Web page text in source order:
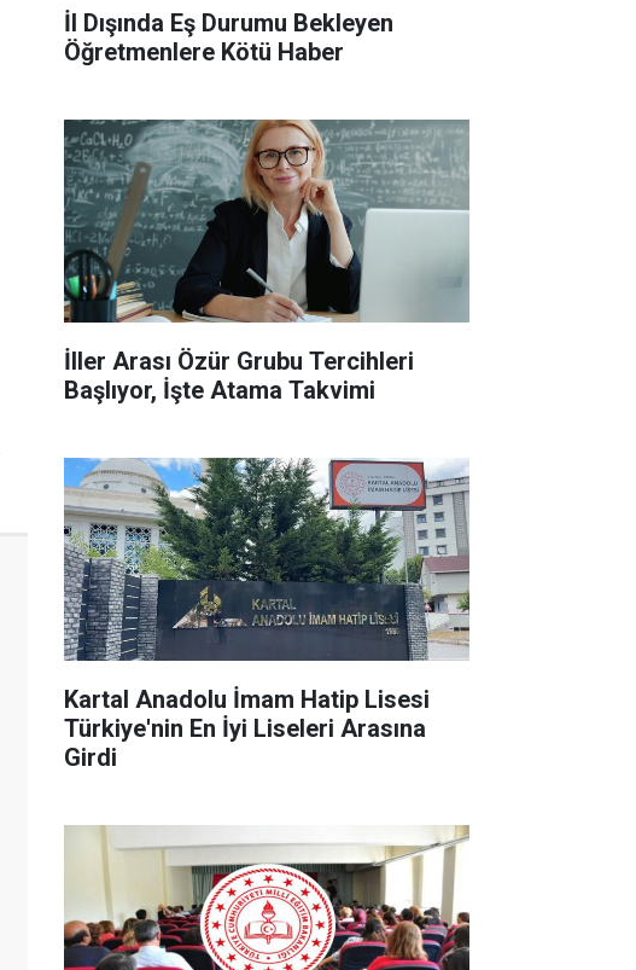
İl Dışında Eş Durumu Bekleyen
Öğretmenlere Kötü Haber
İller Arası Özür Grubu Tercihleri
Başlıyor, İşte Atama Takvimi
Kartal Anadolu İmam Hatip Lisesi
Türkiye'nin En İyi Liseleri Arasına
Girdi